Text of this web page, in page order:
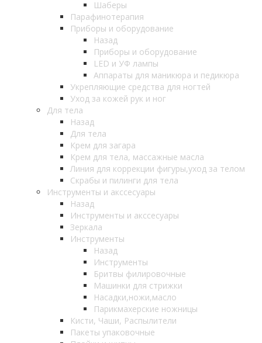
Шаберы
Парафинотерапия
Приборы и оборудование
Назад
Приборы и оборудование
LED и УФ лампы
Аппараты для маникюра и педикюра
Укрепляющие средства для ногтей
Уход за кожей рук и ног
Для тела
Назад
Для тела
Крем для загара
Крем для тела, массажные масла
Линия для коррекции фигуры,уход за телом
Скрабы и пилинги для тела
Инструменты и акссесуары
Назад
Инструменты и акссесуары
Зеркала
Инструменты
Назад
Инструменты
Бритвы филировочные
Машинки для стрижки
Насадки,ножи,масло
Парикмахерские ножницы
Кисти, Чаши, Распылители
Пакеты упаковочные